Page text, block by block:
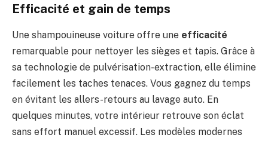
Efficacité et gain de temps
Une shampouineuse voiture offre une efficacité
remarquable pour nettoyer les sièges et tapis. Grâce à
sa technologie de pulvérisation-extraction, elle élimine
facilement les taches tenaces. Vous gagnez du temps
en évitant les allers-retours au lavage auto. En
quelques minutes, votre intérieur retrouve son éclat
sans effort manuel excessif. Les modèles modernes